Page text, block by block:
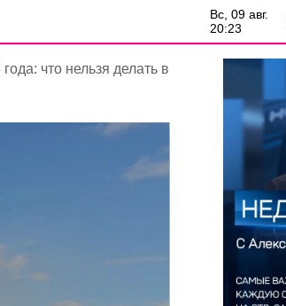
вс, 09 авг.
20:23
что нельзя делать в